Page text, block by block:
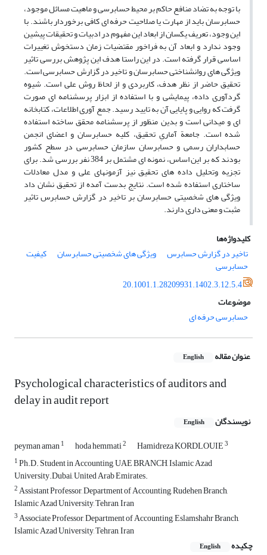
با توجه به تضاد منافع حاکم بر محیط حسابرسی و ماهیت مسائل موجود،
حسابرسان باید از مهارت یا صلاحیت حرفه ای کافی برخوردار باشند. با
این وجود، تعریف یکسان از ابعاد این مفهوم در ادبیات و تحقیقات پیشین
وجود ندارد و ابعاد آن به فراخور مقتضیات زمان دستخوش تغییرات
اساسی قرار گرفته است. در این راستا هدف این پژوهش بررسی تاثیر
ویژگی های روانشناختی حسابرسان و تاخیر در گزارش حسابرسی است.
تحقیق حاضر از نظر هدف، کاربردی و از لحاظ روش علی است. شیوه
گردآوری داده، پیمایشی و با استفاده از ابزار پرسشنامه ای صورت
گرفت که روایی و پایایی آن به تایید رسید. جمع آوری اطلاعات، کتابخانه
ای و میدانی است و بدین منظور از پرسشنامه محقق ساخته استفاده
شده است. جامعة آماریِ تحقیق، کلیه حسابرسان و اعضای انجمن
حسابداران رسمی و حسابرسان سازمان حسابرسی در سطح کشور
بودند که بر این اساس، نمونه ای مشتمل بر 384 نفر بررسی شد. برای
تجزیه وتحلیل داده های تحقیق نیز آزمونهای علی و مدل معادلات
ساختاری استفاده شده است. نتایج بدست آمده از تحقیق نشان داد
ویژگی های شخصیتی حسابرسان بر تاخیر در گزارش حسابرس تاثیر
مثبت و معنی داری دارند.
کلیدواژه‌ها
تاخیر در گزارش حسابرس
ویژگی های شخصیتی حسابرسان کیفیت
حسابرسی
20.1001.1.28209931.1402.3.12.5.4
موضوعات
حسابرسی حرفه ای
عنوان مقاله English
Psychological characteristics of auditors and
delay in audit report
نویسندگان English
peyman aman1 hoda hemmati2 Hamidreza KORDLOUIE3
1Ph.D. Student in Accounting, UAE BRANCH, Islamic Azad
University.Dubai, United Arab Emirates.
2Assistant Professor, Department of Accounting, Rudehen Branch,
Islamic Azad University, Tehran, Iran
3Associate Professor, Department of Accounting, Eslamshahr Branch,
Islamic Azad University, Tehran, Iran
چکیده
English